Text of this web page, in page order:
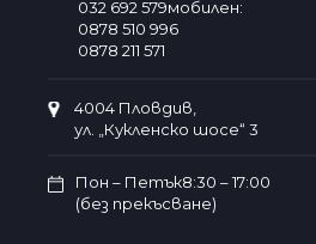
032 692 579мобилен:
0878 510 996
0878 211 571
4004 Пловдив,
ул. „Кукленско шосе“ 3
Пон – Петък8:30 – 17:00
(без прекъсване)